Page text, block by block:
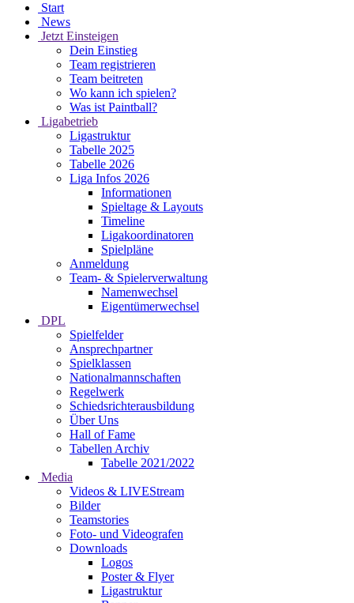
Start
News
Jetzt Einsteigen
Dein Einstieg
Team registrieren
Team beitreten
Wo kann ich spielen?
Was ist Paintball?
Ligabetrieb
Ligastruktur
Tabelle 2025
Tabelle 2026
Liga Infos 2026
Informationen
Spieltage & Layouts
Timeline
Ligakoordinatoren
Spielpläne
Anmeldung
Team- & Spielerverwaltung
Namenwechsel
Eigentümerwechsel
DPL
Spielfelder
Ansprechpartner
Spielklassen
Nationalmannschaften
Regelwerk
Schiedsrichterausbildung
Über Uns
Hall of Fame
Tabellen Archiv
Tabelle 2021/2022
Media
Videos & LIVEStream
Bilder
Teamstories
Foto- und Videografen
Downloads
Logos
Poster & Flyer
Ligastruktur